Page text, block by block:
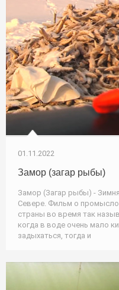
01.11.2022
Замор (загар рыбы)
Замор (Загар рыбы) -
Севере. Фильм о
страны во время так
когда в воде очень мало
задыхаться, тогда и